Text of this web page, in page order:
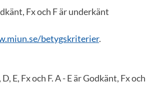
Fx och F är underkänt
betygskriterier.
E, Fx och F. A - E är Godkänt, Fx